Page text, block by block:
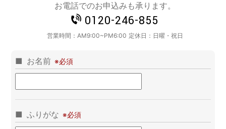
お電話でのお申込みも承ります。
0120-246-855
営業時間：AM9:00~PM6:00 定休日： 日曜・祝日
お名前
ふりがな